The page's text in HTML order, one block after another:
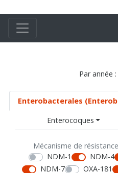
Par année :
Enterobacterales
Enterocoques
Mécanisme de
NDM-1
NDM-4
NDM-7
OXA-181